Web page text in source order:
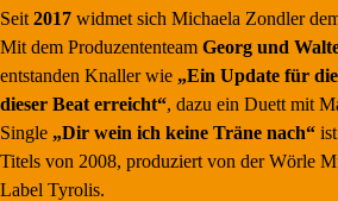
Seit 2017 widmet sich Michaela Zondler
Mit dem Produzententeam Georg und
entstanden Knaller wie „Ein Update für die
dieser Beat erreicht“, dazu ein Duett mit
Single „Dir wein ich keine Träne nach“
Titels von 2008, produziert von der Wörle
Label Tyrolis.